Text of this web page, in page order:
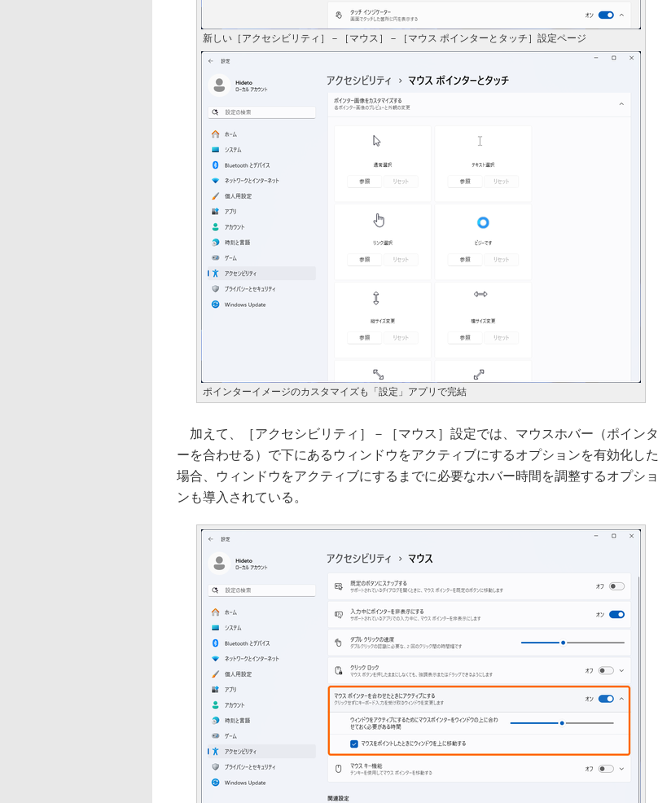
新しい［アクセシビリティ］－［マウス］－［マウス ポインターとタッチ］設定ページ
ポインターイメージのカスタマイズも「設定」アプリで完結
加えて、［アクセシビリティ］－［マウス］設定では、マウスホバー（ポインタ
ーを合わせる）で下にあるウィンドウをアクティブにするオプションを有効化した
場合、ウィンドウをアクティブにするまでに必要なホバー時間を調整するオプショ
ンも導入されている。